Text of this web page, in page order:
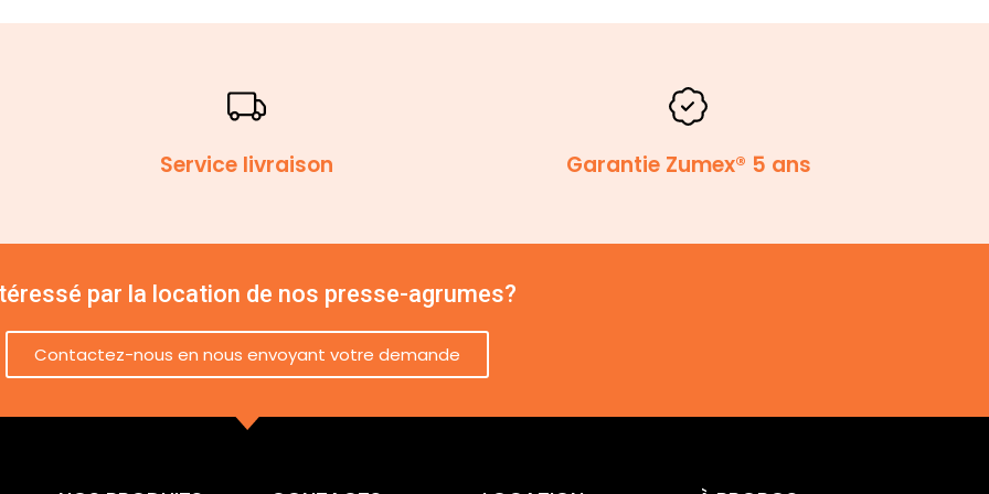
Service livraison Garantie Zumex® 5 ans
par la location de nos presse-agrumes?
Contactez-nous en nous envoyant votre demande